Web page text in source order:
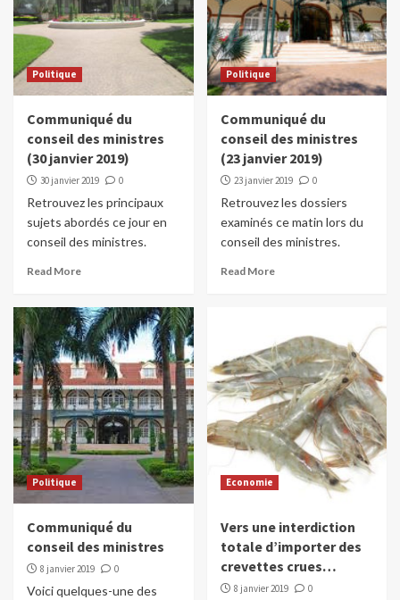
Politique
Communiqué du
conseil des ministres
(30 janvier 2019)
30 janvier 2019 0
Retrouvez les principaux
sujets abordés ce jour en
conseil des ministres.
Read More
Politique
Communiqué du
conseil des ministres
(23 janvier 2019)
23 janvier 2019 0
Retrouvez les dossiers
examinés ce matin lors du
conseil des ministres.
Read More
Politique
Communiqué du
conseil des ministres
8 janvier 2019 0
Voici quelques-une des
Economie
Vers une interdiction
totale d’importer des
crevettes crues…
8 janvier 2019 0